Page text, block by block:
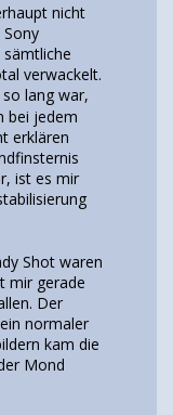
nicht
verwackelt.
lang war,
bei jedem
erklären
ist es mir
Shot waren
mir gerade
Der
normaler
kam die
Mond